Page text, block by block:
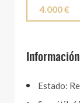
4.000 €
Estado: